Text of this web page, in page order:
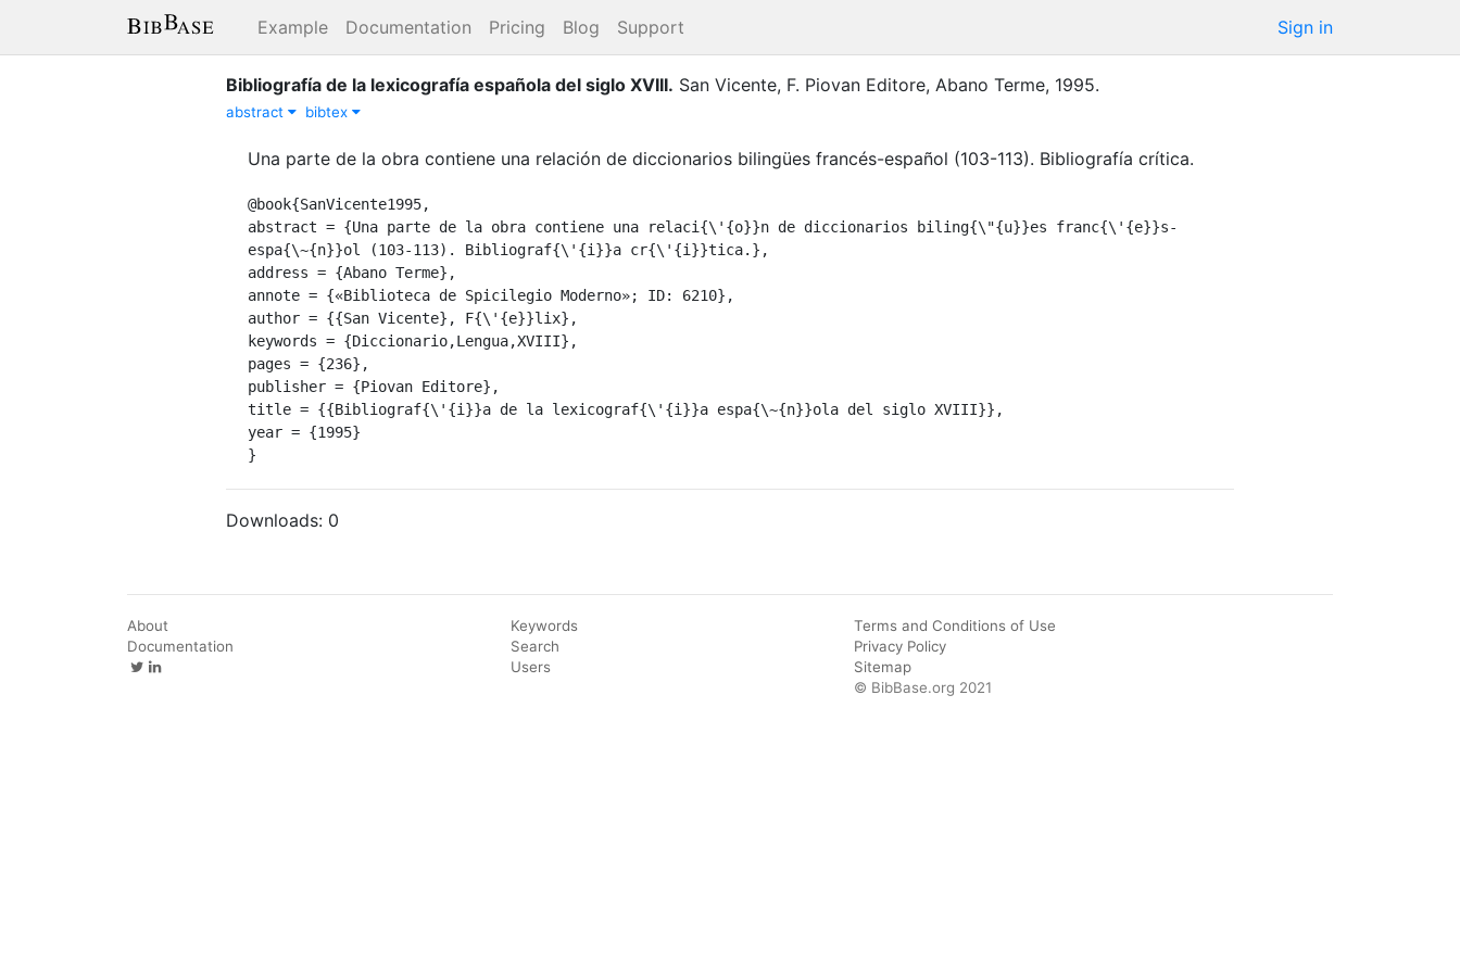
Example Documentation Pricing Blog Support Sign in
Bibliografía de la lexicografía española del siglo XVIII. San Vicente, F. Piovan Editore, Abano Terme, 1995.
abstract bibtex
Una parte de la obra contiene una relación de diccionarios bilingües francés-español (103-113). Bibliografía crítica.
@book{SanVicente1995,
abstract = {Una parte de la obra contiene una relaci{\'{o}}n de diccionarios biling{\"{u}}es franc{\'{e}}s-
espa{\~{n}}ol (103-113). Bibliograf{\'{i}}a cr{\'{i}}tica.},
address = {Abano Terme},
annote = {«Biblioteca de Spicilegio Moderno»; ID: 6210},
author = {{San Vicente}, F{\'{e}}lix},
keywords = {Diccionario,Lengua,XVIII},
pages = {236},
publisher = {Piovan Editore},
title = {{Bibliograf{\'{i}}a de la lexicograf{\'{i}}a espa{\~{n}}ola del siglo XVIII}},
year = {1995}
}
Downloads: 0
About
Documentation
Keywords
Search
Users
Terms and Conditions of Use
Privacy Policy
Sitemap
© BibBase.org 2021